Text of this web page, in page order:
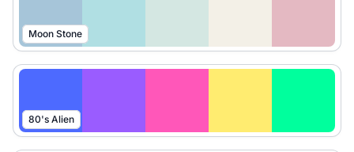
Moon Stone
80's Alien